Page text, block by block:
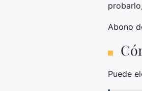
Abono
Puede